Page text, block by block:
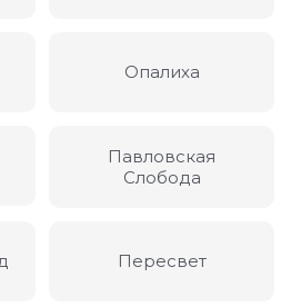
Опалиха
Павловская
Слобода
Пересвет